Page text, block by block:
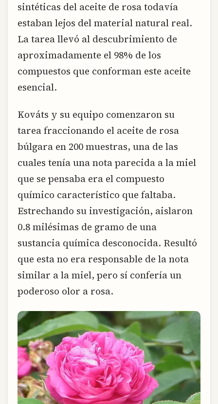
sintéticas del aceite de rosa todavía
estaban lejos del material natural real.
La tarea llevó al descubrimiento de
aproximadamente el 98% de los
compuestos que conforman este aceite
esencial.
Kováts y su equipo comenzaron su
tarea fraccionando el aceite de rosa
búlgara en 200 muestras, una de las
cuales tenía una nota parecida a la miel
que se pensaba era el compuesto
químico característico que faltaba.
Estrechando su investigación, aislaron
0.8 milésimas de gramo de una
sustancia química desconocida. Resultó
que esta no era responsable de la nota
similar a la miel, pero sí confería un
poderoso olor a rosa.